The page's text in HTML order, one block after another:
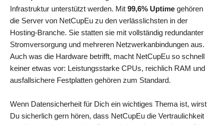
Infrastruktur unterstützt werden. Mit 99,6% Uptime gehören
die Server von NetCupEu zu den verlässlichsten in der
Hosting-Branche. Sie statten sie mit vollständig redundanter
Stromversorgung und mehreren Netzwerkanbindungen aus.
Auch was die Hardware betrifft, macht NetCupEu so schnell
keiner etwas vor: Leistungsstarke CPUs, reichlich RAM und
ausfallsichere Festplatten gehören zum Standard.
Wenn Datensicherheit für Dich ein wichtiges Thema ist, wirst
Du sicherlich gern hören, dass NetCupEu die Vertraulichkeit